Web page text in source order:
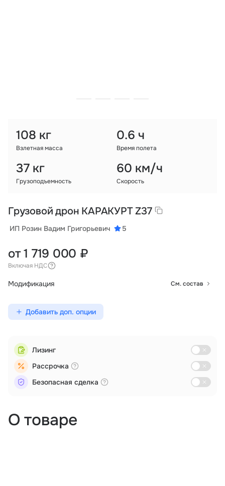
108 кг
Взлетная масса
0.6 ч
Время полета
37 кг
Грузоподъемность
60 км/ч
Скорость
О товаре
Грузовой дрон КАРАКУРТ Z37
ИП Розин Вадим Григорьевич 5
от 1 719 000 ₽
Включая НДС
Модификация См. состав
Добавить доп. опции
Лизинг
Рассрочка
Безопасная сделка